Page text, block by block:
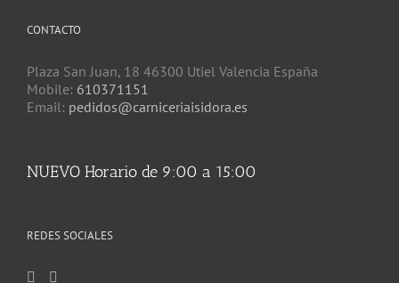
CONTACTO
Plaza San Juan, 18 46300 Utiel Valencia España
Mobile: 610371151
Email: pedidos@carniceriaisidora.es
NUEVO Horario de 9:00 a 15:00
REDES SOCIALES